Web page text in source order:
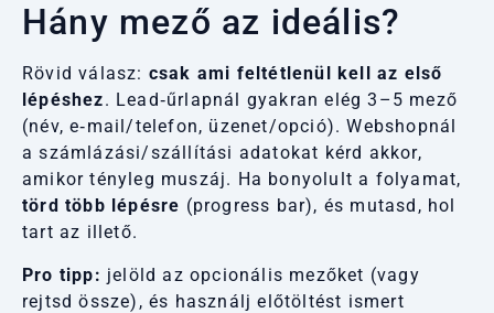
Hány mező az ideális?
Rövid válasz: csak ami feltétlenül kell az első
lépéshez. Lead‑űrlapnál gyakran elég 3–5 mező
(név, e‑mail/telefon, üzenet/opció). Webshopnál
a számlázási/szállítási adatokat kérd akkor,
amikor tényleg muszáj. Ha bonyolult a folyamat,
törd több lépésre (progress bar), és mutasd, hol
tart az illető.
Pro tipp: jelöld az opcionális mezőket (vagy
rejtsd össze), és használj előtöltést ismert